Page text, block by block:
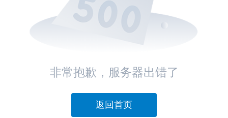
非常抱歉，服务器出错了
返回首页